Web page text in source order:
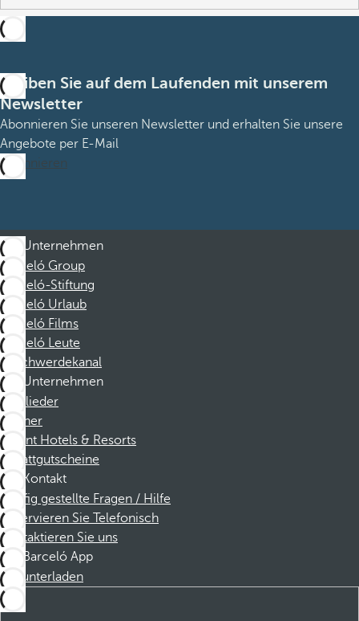
Bleiben Sie auf dem Laufenden mit unserem
Newsletter
Abonnieren Sie unseren Newsletter und erhalten Sie unsere
Angebote per E-Mail
Abonnieren
Unternehmen
Barceló Group
Barceló-Stiftung
Barceló Urlaub
Barceló Films
Barceló Leute
Beschwerdekanal
Unternehmen
Mitglieder
Partner
Dorint Hotels & Resorts
Rabattgutscheine
Kontakt
Häufig gestellte Fragen / Hilfe
Reservieren Sie Telefonisch
Kontaktieren Sie uns
Barceló App
Herunterladen